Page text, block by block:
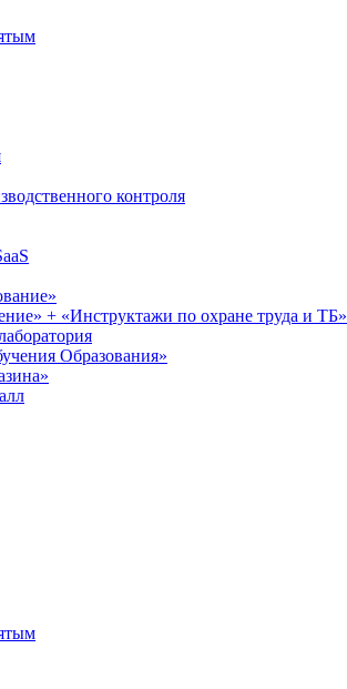
контроля
+ «Инструктажи по охране труда и ТБ»
Образования»